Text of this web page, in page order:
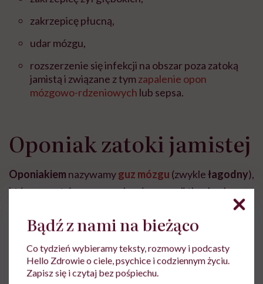
zakrzepicę płucną,
udar mózgu,
rozszerzenie się infekcji na obszar poza zatoką
jamistą i związane z tymzapalenie opon
mózgowo-rdzeniowych lub sepsa.
Oponiak zatoki jamistej
Oponiakiemnazywamyguz mózgu (zwyklełagodny),
który powstaje w oponach mózgu, czyli tkankach
zatoki jamistej
zazwyczaj nie stanowi zagrożenia dla życia, ale może
wywoływać objawy, takie jak problemy z widzeniem (a
nawet całkowita utrata wzroku) i zaburzenia czucia w
obrębie twarzy. Ze względu na położenie guza, jego
Bądź z nami na bieżąco
Co tydzień wybieramy teksty, rozmowy i podcasty
Hello Zdrowie o ciele, psychice i codziennym życiu.
Zapisz się i czytaj bez pośpiechu.